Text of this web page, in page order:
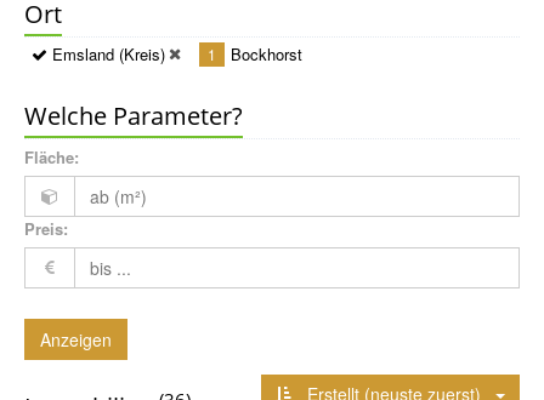
Ort
Emsland (Kreis) 1 Bockhorst
Welche Parameter?
Fläche:
Preis:
Anzeigen
Erstellt (neuste zuerst)